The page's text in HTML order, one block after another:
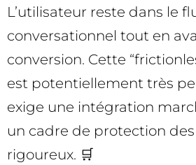
L’utilisateur reste dans le
conversationnel tout en
conversion. Cette
est potentiellement très
exige une intégration
un cadre de protection
rigoureux. 🛒